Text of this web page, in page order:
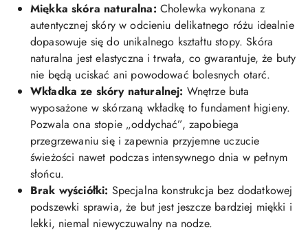
Miękka skóra naturalna: Cholewka wykonana z
autentycznej skóry w odcieniu delikatnego różu idealnie
dopasowuje się do unikalnego kształtu stopy. Skóra
naturalna jest elastyczna i trwała, co gwarantuje, że buty
nie będą uciskać ani powodować bolesnych otarć.
Wkładka ze skóry naturalnej: Wnętrze buta
wyposażone w skórzaną wkładkę to fundament higieny.
Pozwala ona stopie „oddychać”, zapobiega
przegrzewaniu się i zapewnia przyjemne uczucie
świeżości nawet podczas intensywnego dnia w pełnym
słońcu.
Brak wyściółki: Specjalna konstrukcja bez dodatkowej
podszewki sprawia, że but jest jeszcze bardziej miękki i
lekki, niemal niewyczuwalny na nodze.